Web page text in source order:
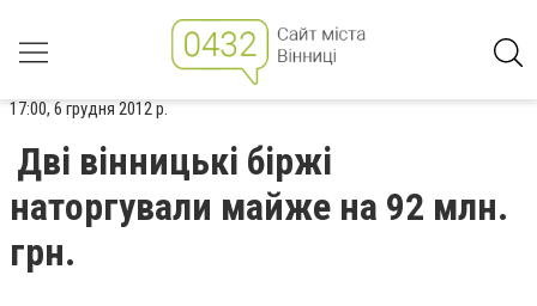
17:00, 6 грудня 2012 р.
Дві вінницькі біржі
наторгували майже на 92 млн.
грн.